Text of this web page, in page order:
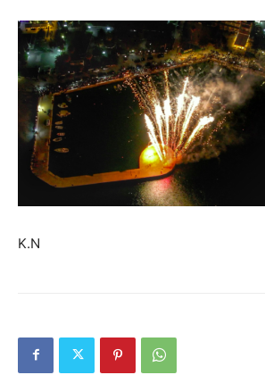
Κ.Ν